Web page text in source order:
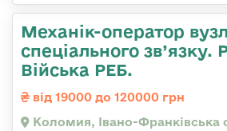
Механік-оператор
спеціального зв’язку.
Війська РЕБ.
від 19000 до 120000 грн
Коломия, Івано-Франківська